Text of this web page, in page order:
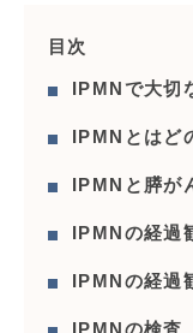
目次
IPMNで大切
IPMNとはど
IPMNと膵が
IPMNの経過
IPMNの経過
IPMNの検査